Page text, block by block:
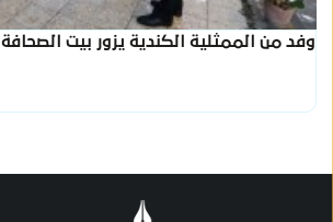
وفد من الممثلية الكندية يزور بيت الصحافة